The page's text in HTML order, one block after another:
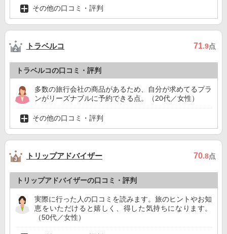
その他の口コミ・評判
トラベルコ 71.9点
トラベルコの口コミ・評判
多数の旅行会社の商品があるため、自分が求めてるプラ
ンがリーズナブルに予約できる点。（20代／女性）
その他の口コミ・評判
トリップアドバイザー 70.8点
トリップアドバイザーの口コミ・評判
実際に行った人の口コミを読みます。旅のヒントやお知
恵をいただけると嬉しく、得した気持ちになります。
（50代／女性）